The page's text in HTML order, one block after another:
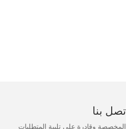
بنا
وقادرة على تلبية المتطلبات